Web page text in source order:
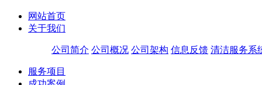
网站首页
关于我们
公司简介 公司概况 公司架构 信息反馈 清洁服务系
服务项目